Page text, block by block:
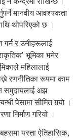
मानवीय आवश्यकता
थोपरिएको छ ।
गर्न र उनीहरूलाई
भूमिका भनेर
महिलालाई
रणनीतिका रूपमा काम
समुदायलाई अझ
पेसामा सीमित ग‍र्‍यो ।
निर्माण गरियो ।
यस्ता ऐतिहासिक,